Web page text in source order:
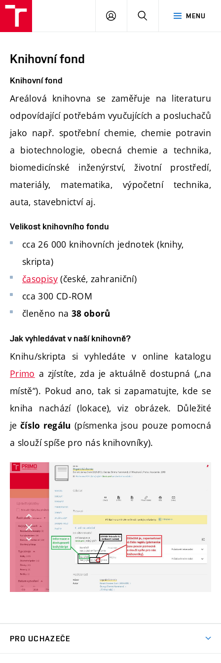
MENU
PŘIHLÁSIT
Knihovní fond
Knihovní fond
Areálová knihovna se zaměřuje na literaturu
odpovídající potřebám vyučujících a posluchačů
jako např. spotřební chemie, chemie potravin
a biotechnologie, obecná chemie a technika,
biomedicínské inženýrství, životní prostředí,
materiály, matematika, výpočetní technika,
auta, stavebnictví aj.
Velikost knihovního fondu
cca 26 000 knihovních jednotek (knihy,
skripta)
časopisy(české, zahraniční)
cca 300 CD-ROM
členěno na 38 oborů
Jak vyhledávat v naší knihovně?
Knihu/skripta si vyhledáte v online katalogu
Primo a zjístíte, zda je aktuálně dostupná („na
místě“). Pokud ano, tak si zapamatujte, kde se
kniha nachází (lokace), viz obrázek. Důležité
je číslo regálu (písmenka jsou pouze pomocná
a slouží spíše pro nás knihovníky).
PRO UCHAZEČE